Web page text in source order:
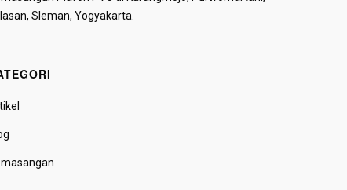
Sleman, Yogyakarta.